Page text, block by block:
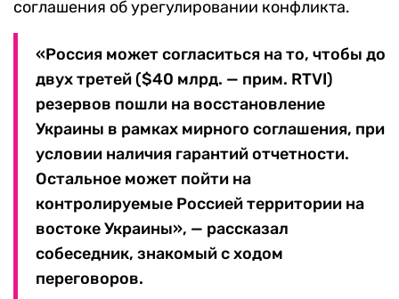
соглашения об урегулировании конфликта.
«Россия может согласиться на то, чтобы до
двух третей ($40 млрд. — прим. RTVI)
резервов пошли на восстановление
Украины в рамках мирного соглашения, при
условии наличия гарантий отчетности.
Остальное может пойти на
контролируемые Россией территории на
востоке Украины», — рассказал
собеседник, знакомый с ходом
переговоров.